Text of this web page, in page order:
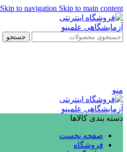
Skip to navigation Skip to main content
جستجو
منو
دسته بندی کالاها
صفحه نخست
فروشگاه